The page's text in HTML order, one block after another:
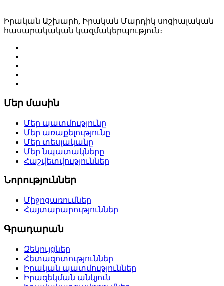
Իրական Աշխարհ, Իրական Մարդիկ սոցիալական
հասարակական կազմակերպություն։
Մեր մասին
Մեր պատմությունը
Մեր առաքելությունը
Մեր տեսլականը
Մեր նպատակները
Հաշվետվություններ
Նորություններ
Միջոցառումներ
Հայտարարություններ
Գրադարան
Զեկույցներ
Հետազոտություններ
Իրական պատմություններ
Իրազեկման անկյուն